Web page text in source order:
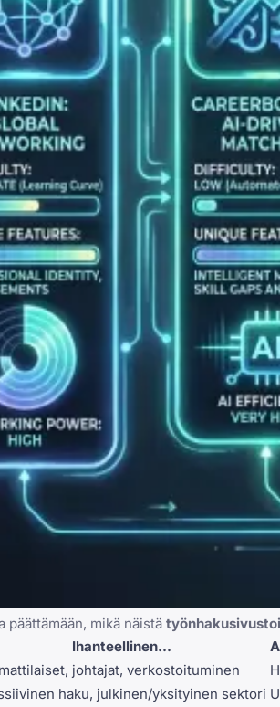
päättämään, mikä näistä
Ihanteellinen...
johtajat, verkostoituminen
haku, julkinen/yksityinen sektori